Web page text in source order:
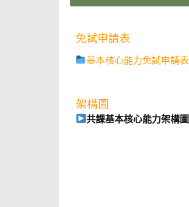
免試申請表
基本核心能力免試申請表
架構圖
共課基本核心能力架構圖